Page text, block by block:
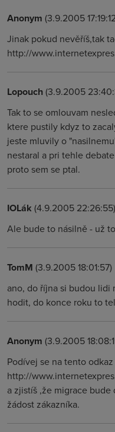
Anonym (3.9.2005
Jinak pokud nevěříš,tak
http://
Lopouch(3.9.2005
Tak to se omlouvam
ktere pustily kdyz to
jeste mluvily o
nestaral a pri tehle
proto sem se ptal.
IOLák (4.9.2005 22:26:55)
Ale bude to násilně - už
TomM (3.9.2005 18:01:57)
ano, do října si budou lidi
hodit, do konce roku to
Anonym (3.9.2005
Podívej se na tento odkaz
http://
a zjistíš ,že migrace
žádost zákazníka.